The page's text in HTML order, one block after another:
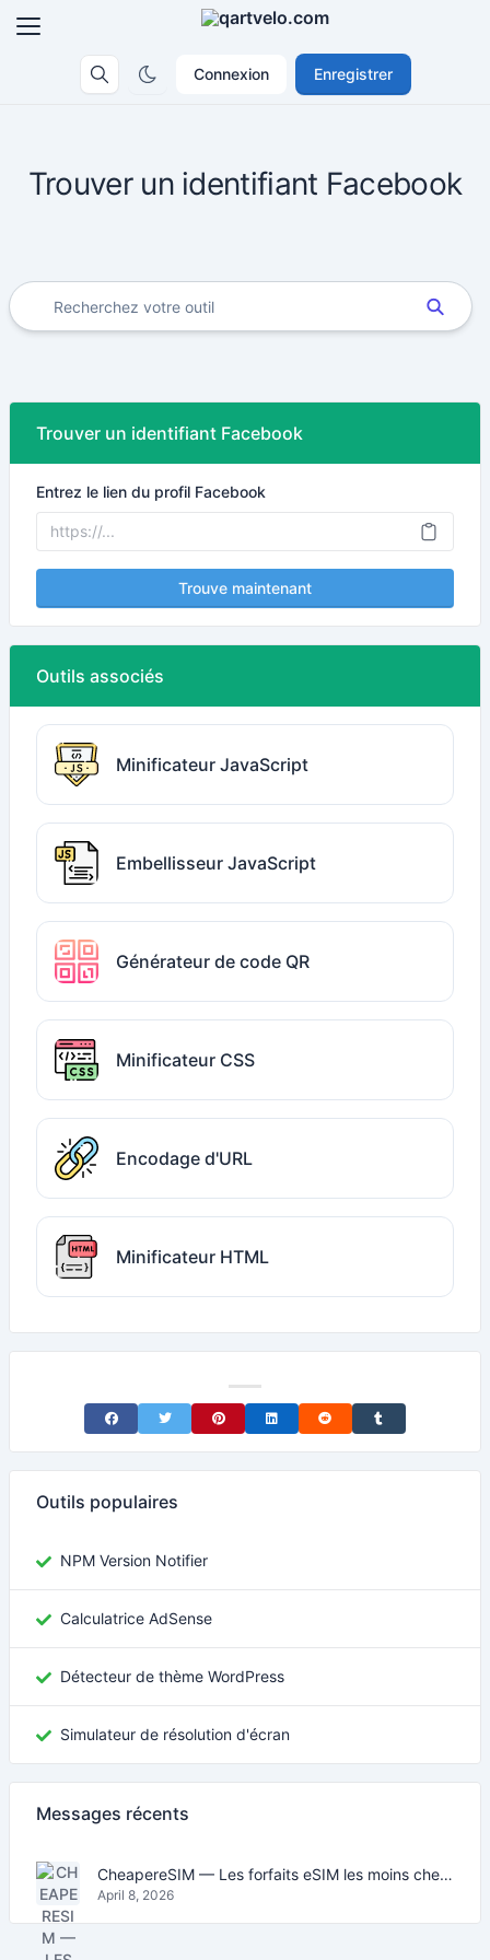
Connexion Enregistrer
Trouver un identifiant Facebook
Trouver un identifiant Facebook
Entrez le lien du profil Facebook
Trouve maintenant
Outils associés
Minificateur JavaScript
Embellisseur JavaScript
Générateur de code QR
Minificateur CSS
Encodage d'URL
Minificateur HTML
Share on Facebook
Share on TwitterShare on Pinterest
Share on LinkedIn
Share on RedditShare on Tumblr
Outils populaires
NPM Version Notifier
Calculatrice AdSense
Détecteur de thème WordPress
Simulateur de résolution d'écran
Messages récents
CheapereSIM — Les forfaits eSIM les moins chers pour voyager en 2026
April 8, 2026